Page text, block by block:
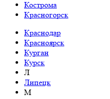
Кострома
Красногорск
Краснодар
Красноярск
Курган
Курск
Л
Липецк
М